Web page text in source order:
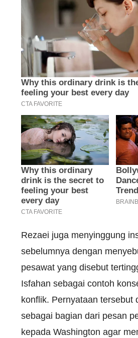
Rezaei juga menyinggung
sebelumnya dengan
pesawat yang disebut
Isfahan sebagai contoh
konflik. Pernyataan tersebut
sebagai bagian dari pesan
kepada Washington agar